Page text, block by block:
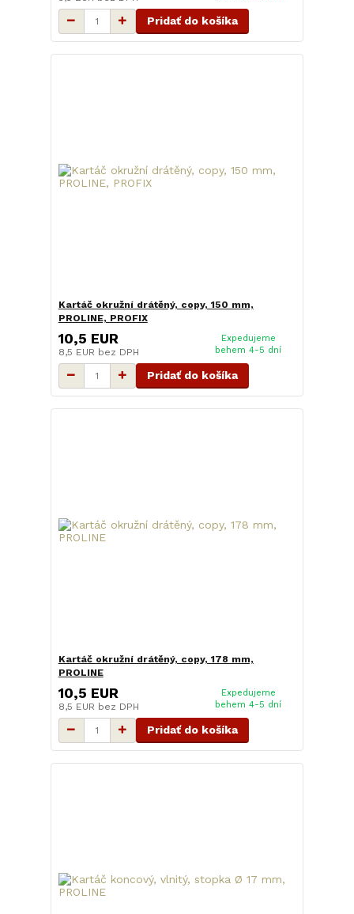
Pridať do košíka
Kartáč okružní drátěný, copy, 150 mm,
PROLINE, PROFIX
10,5 EUR
8,5 EUR bez DPH
Expedujeme
behem 4-5 dní
Pridať do košíka
Kartáč okružní drátěný, copy, 178 mm,
PROLINE
10,5 EUR
8,5 EUR bez DPH
Expedujeme
behem 4-5 dní
Pridať do košíka